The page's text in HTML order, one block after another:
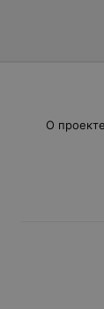
О проекте